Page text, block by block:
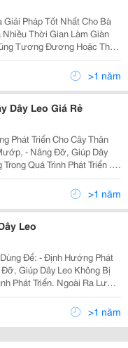
Pháp Tốt Nhất Cho Bà
Tương Đương Hoặc Thấp
Tiết Kiệm Thời Gian, Gi
>1 năm
Dây Leo Giá Rẻ
- Nâng Đỡ, Giúp Dây
Quá Trình Phát Triển .
Lưới Giăng Cho Cây Trồng
Mà Còn Tiết
>1 năm
Leo
Để: - Định Hướng Phát
Giúp Dây Leo Không Bị
Ngoài Ra Lưới
Leo Cho Khu Ban Công,
Tường Rà
>1 năm